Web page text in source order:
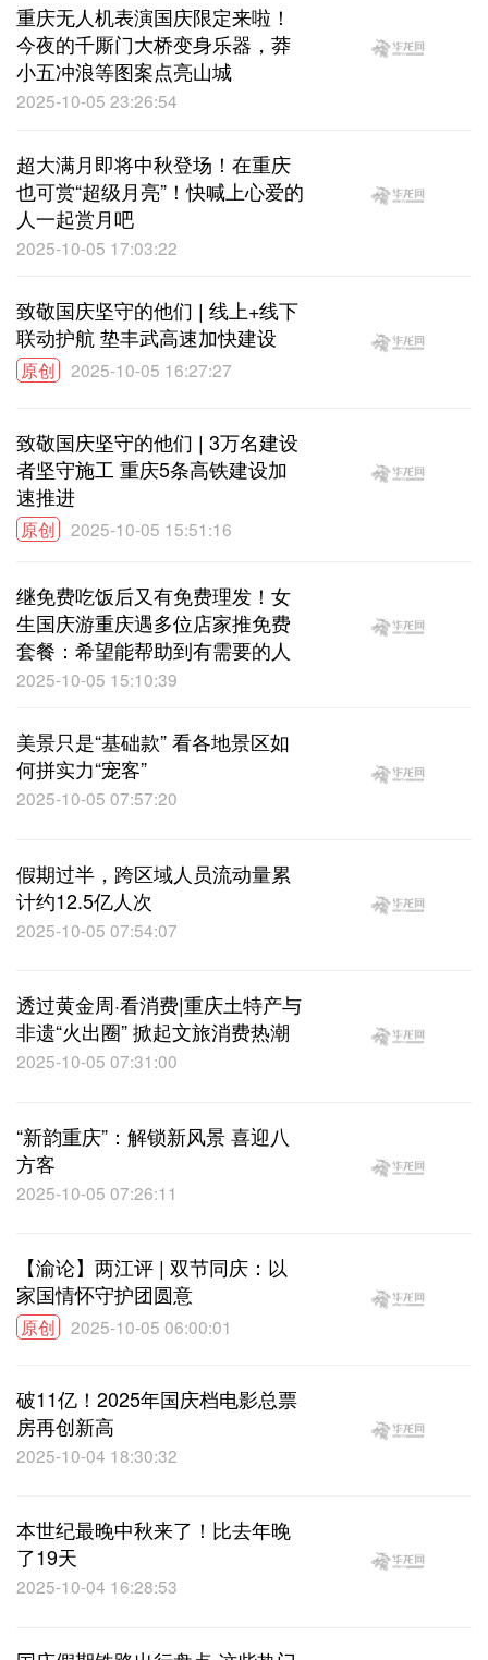
重庆无人机表演国庆限定来啦！
今夜的千厮门大桥变身乐器，莽
小五冲浪等图案点亮山城
2025-10-05 23:26:54
超大满月即将中秋登场！在重庆
也可赏“超级月亮”！快喊上心爱的
人一起赏月吧
2025-10-05 17:03:22
致敬国庆坚守的他们 | 线上+线下
联动护航 垫丰武高速加快建设
原创 2025-10-05 16:27:27
致敬国庆坚守的他们 | 3万名建设
者坚守施工 重庆5条高铁建设加
速推进
原创 2025-10-05 15:51:16
继免费吃饭后又有免费理发！女
生国庆游重庆遇多位店家推免费
套餐：希望能帮助到有需要的人
2025-10-05 15:10:39
美景只是“基础款” 看各地景区如
何拼实力“宠客”
2025-10-05 07:57:20
假期过半，跨区域人员流动量累
计约12.5亿人次
2025-10-05 07:54:07
透过黄金周·看消费|重庆土特产与
非遗“火出圈” 掀起文旅消费热潮
2025-10-05 07:31:00
“新韵重庆”：解锁新风景 喜迎八
方客
2025-10-05 07:26:11
【渝论】两江评 | 双节同庆：以
家国情怀守护团圆意
原创 2025-10-05 06:00:01
破11亿！2025年国庆档电影总票
房再创新高
2025-10-04 18:30:32
本世纪最晚中秋来了！比去年晚
了19天
2025-10-04 16:28:53